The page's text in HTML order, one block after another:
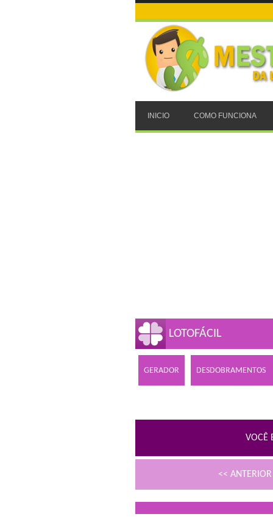
INICIO COMO FUNCIONA
LOTOFÁCIL
GERADOR DESDOBRAMENTOS
VOCÊ
<<